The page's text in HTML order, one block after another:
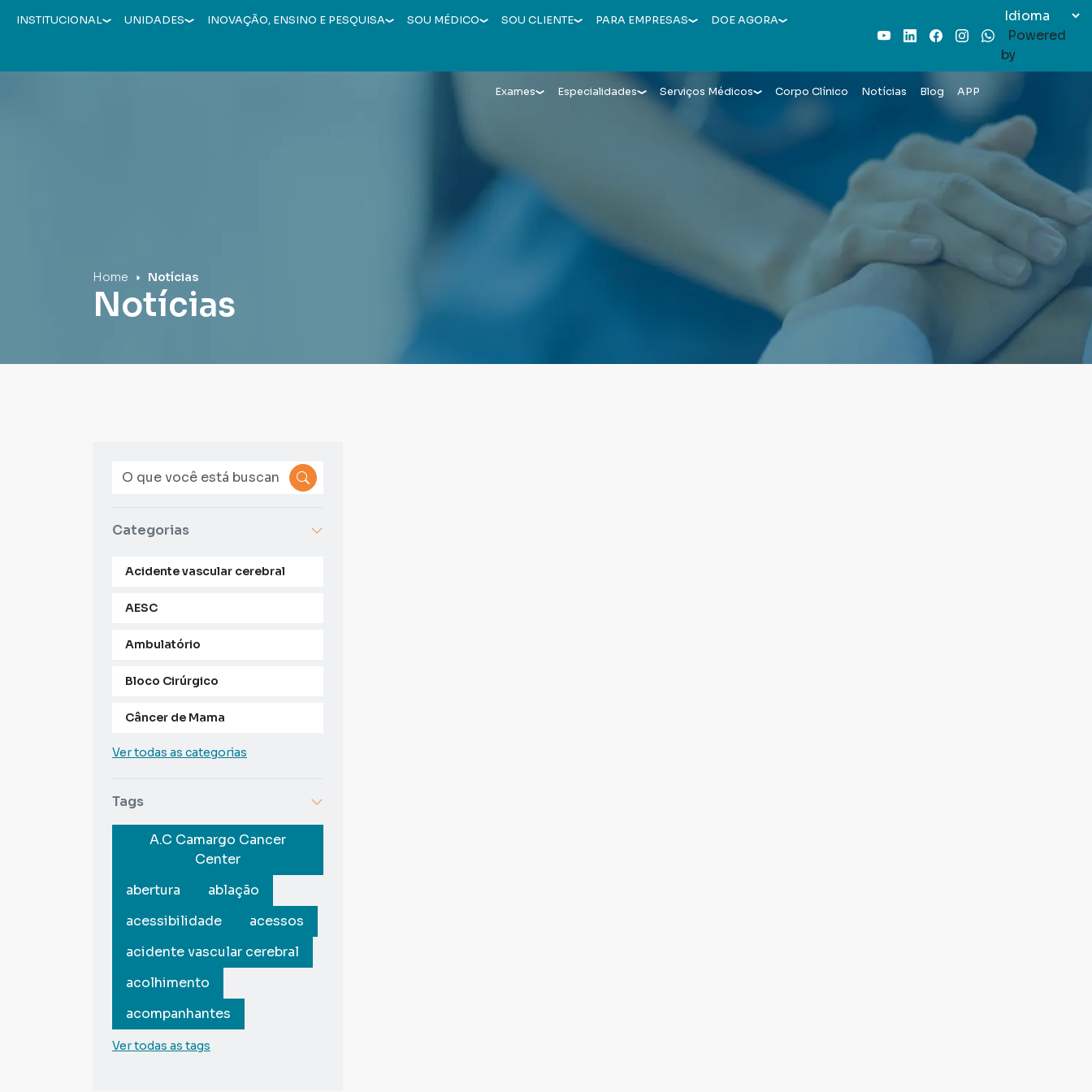
INSTITUCIONAL UNIDADES INOVAÇÃO, ENSINO E PESQUISA SOU MÉDICO SOU CLIENTE PARA EMPRESAS
DOE AGORA
YoutubeLinkedInFacebook
InstagramWhatsAppPowered
by
Exames Especialidades Serviços Médicos Corpo Clínico Notícias Blog APP
Home Notícias
Notícias
Categorias
Acidente vascular cerebral
AESC
Ambulatório
Bloco Cirúrgico
Câncer de Mama
Ver todas as categorias
Tags
A.C Camargo Cancer
Center
abertura
ablação
acessibilidade
acessos
acidente vascular cerebral
acolhimento
acompanhantes
Ver todas as tags